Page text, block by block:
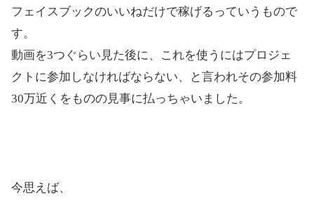
フェイスブックのいいねだけで稼げるっていうもので
す。
動画を3つぐらい見た後に、これを使うにはプロジェ
クトに参加しなければならない、と言われその参加料
30万近くをものの見事に払っちゃいました。
今思えば、